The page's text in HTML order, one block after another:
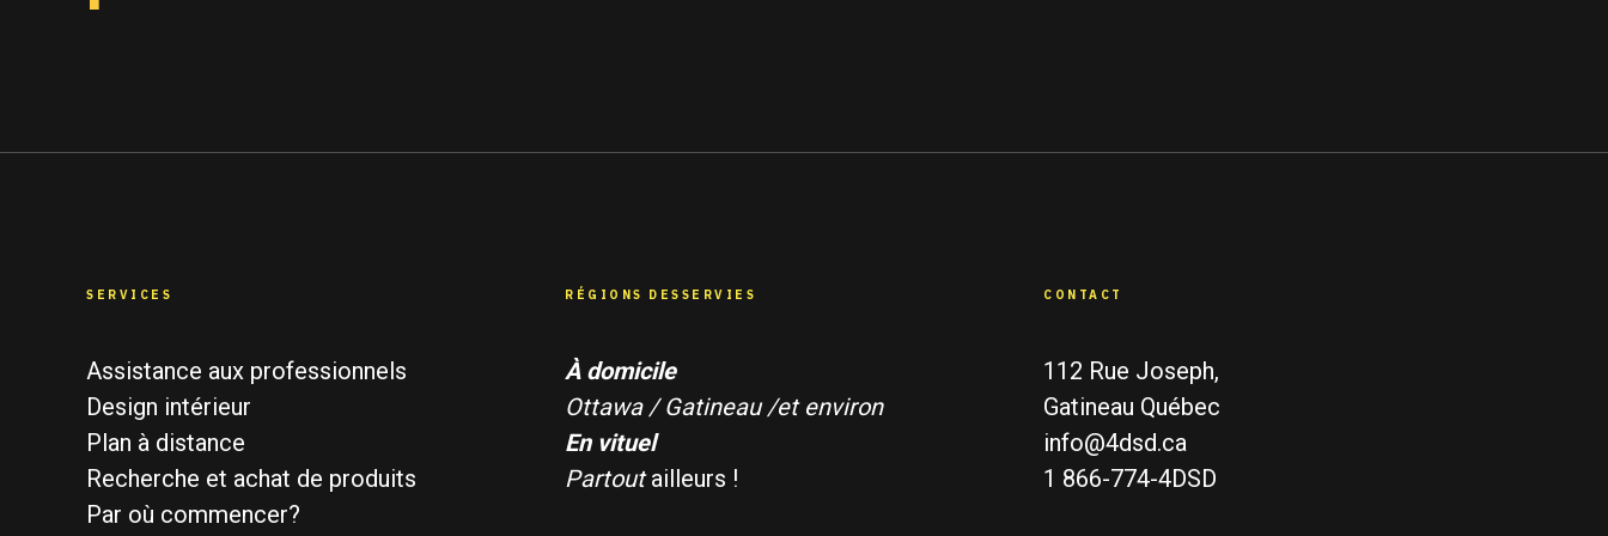
SERVICES
Assistance aux professionnels
Design intérieur
Plan à distance
Recherche et achat de produits
Par où commencer?
RÉGIONS DESSERVIES
À domicile
Ottawa / Gatineau /et environ
En vituel
Partoutailleurs !
CONTACT
112 Rue Joseph,
Gatineau Québec
info@4dsd.ca
1 866-774-4DSD